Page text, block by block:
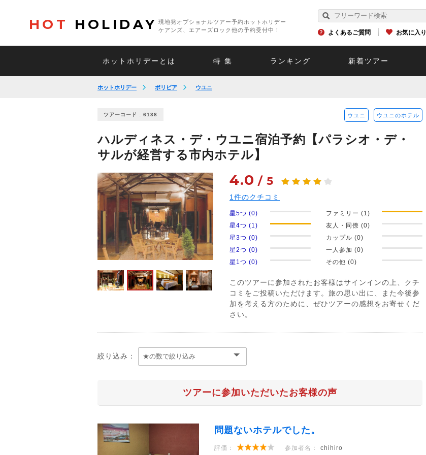
HOT HOLIDAY
現地発オプショナルツアー予約ホットホリデー
ケアンズ、エアーズロック他の予約受付中！
よくあるご質問 お気に入り
ホットホリデーとは 特 集 ランキング 新着ツアー
ホットホリデー ボリビア ウユニ
ツアーコード : 6138 ウユニ ウユニのホテル
ハルディネス・デ・ウユニ宿泊予約【パラシオ・デ・
サルが経営する市内ホテル】
4.0 / 5
1件のクチコミ
星5つ (0)
星4つ (1)
星3つ (0)
星2つ (0)
星1つ (0)
ファミリー (1)
友人・同僚 (0)
カップル (0)
一人参加 (0)
その他 (0)
このツアーに参加されたお客様はサインインの上、クチ
コミをご投稿いただけます。旅の思い出に、また今後参
加を考える方のために、ぜひツアーの感想をお寄せくだ
さい。
絞り込み：
ツアーに参加いただいたお客様の声
問題ないホテルでした。
評価： 参加者名： chihiro